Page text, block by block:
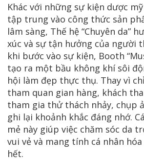
Khác với những sự kiện dược
tập trung vào công thức sản
lâm sàng, Thế hệ “Chuyên da”
xúc và sự tận hưởng của người
khi bước vào sự kiện, Booth
tạo ra một bầu không khí sôi
hội làm đẹp thực thụ. Thay vì
tham quan gian hàng, khách
tham gia thử thách nhảy, chụp
ghi lại khoảnh khắc đáng nhớ.
mẻ này giúp việc chăm sóc da
vui vẻ và mang tính cá nhân
hết.